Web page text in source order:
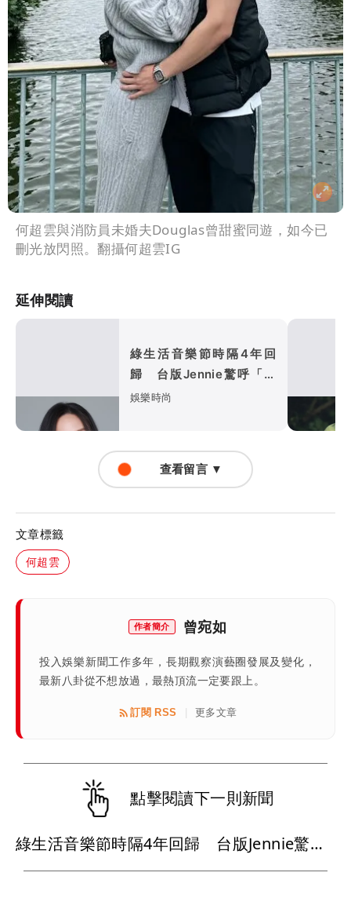
何超雲與消防員未婚夫Douglas曾甜蜜同遊，如今已
刪光放閃照。翻攝何超雲IG
延伸閱讀
綠生活音樂節時隔4年回
歸 台版Jennie驚呼「卡
司太厲害」
娛樂時尚
查看留言 ▼
文章標籤
何超雲
作者簡介 曾宛如
投入娛樂新聞工作多年，長期觀察演藝圈發展及變化，
最新八卦從不想放過，最熱頂流一定要跟上。
訂閱 RSS 更多文章
點擊閱讀下一則新聞
綠生活音樂節時隔4年回歸 台版Jennie驚呼「卡司太厲害」